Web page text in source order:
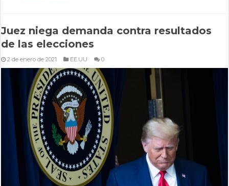
Juez niega demanda contra resultados
de las elecciones
2 de enero de 2021 EE.UU 0